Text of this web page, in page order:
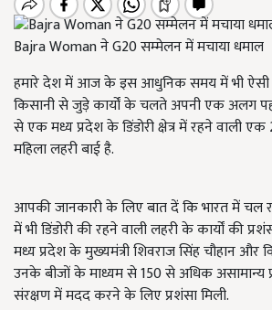
Bajra Woman ने G20 सम्मेलन में मचाया धमाल
हमारे देश में आज के इस आधुनिक समय में भी ऐसी
किसानी से जुड़े कार्यों के चलते अपनी एक अलग
से एक मध्य प्रदेश के डिंडोरी क्षेत्र में रहने वाली एक
महिला लहरी बाई है.
आपकी जानकारी के लिए बात दें कि भारत में चल
में भी डिंडोरी की रहने वाली लहरी के कार्यों की
मध्य प्रदेश के मुख्यमंत्री शिवराज सिंह चौहान और
उनके बीजों के माध्यम से150से अधिक असामान्य
संरक्षण में मदद करने के लिए प्रशंसा मिली.